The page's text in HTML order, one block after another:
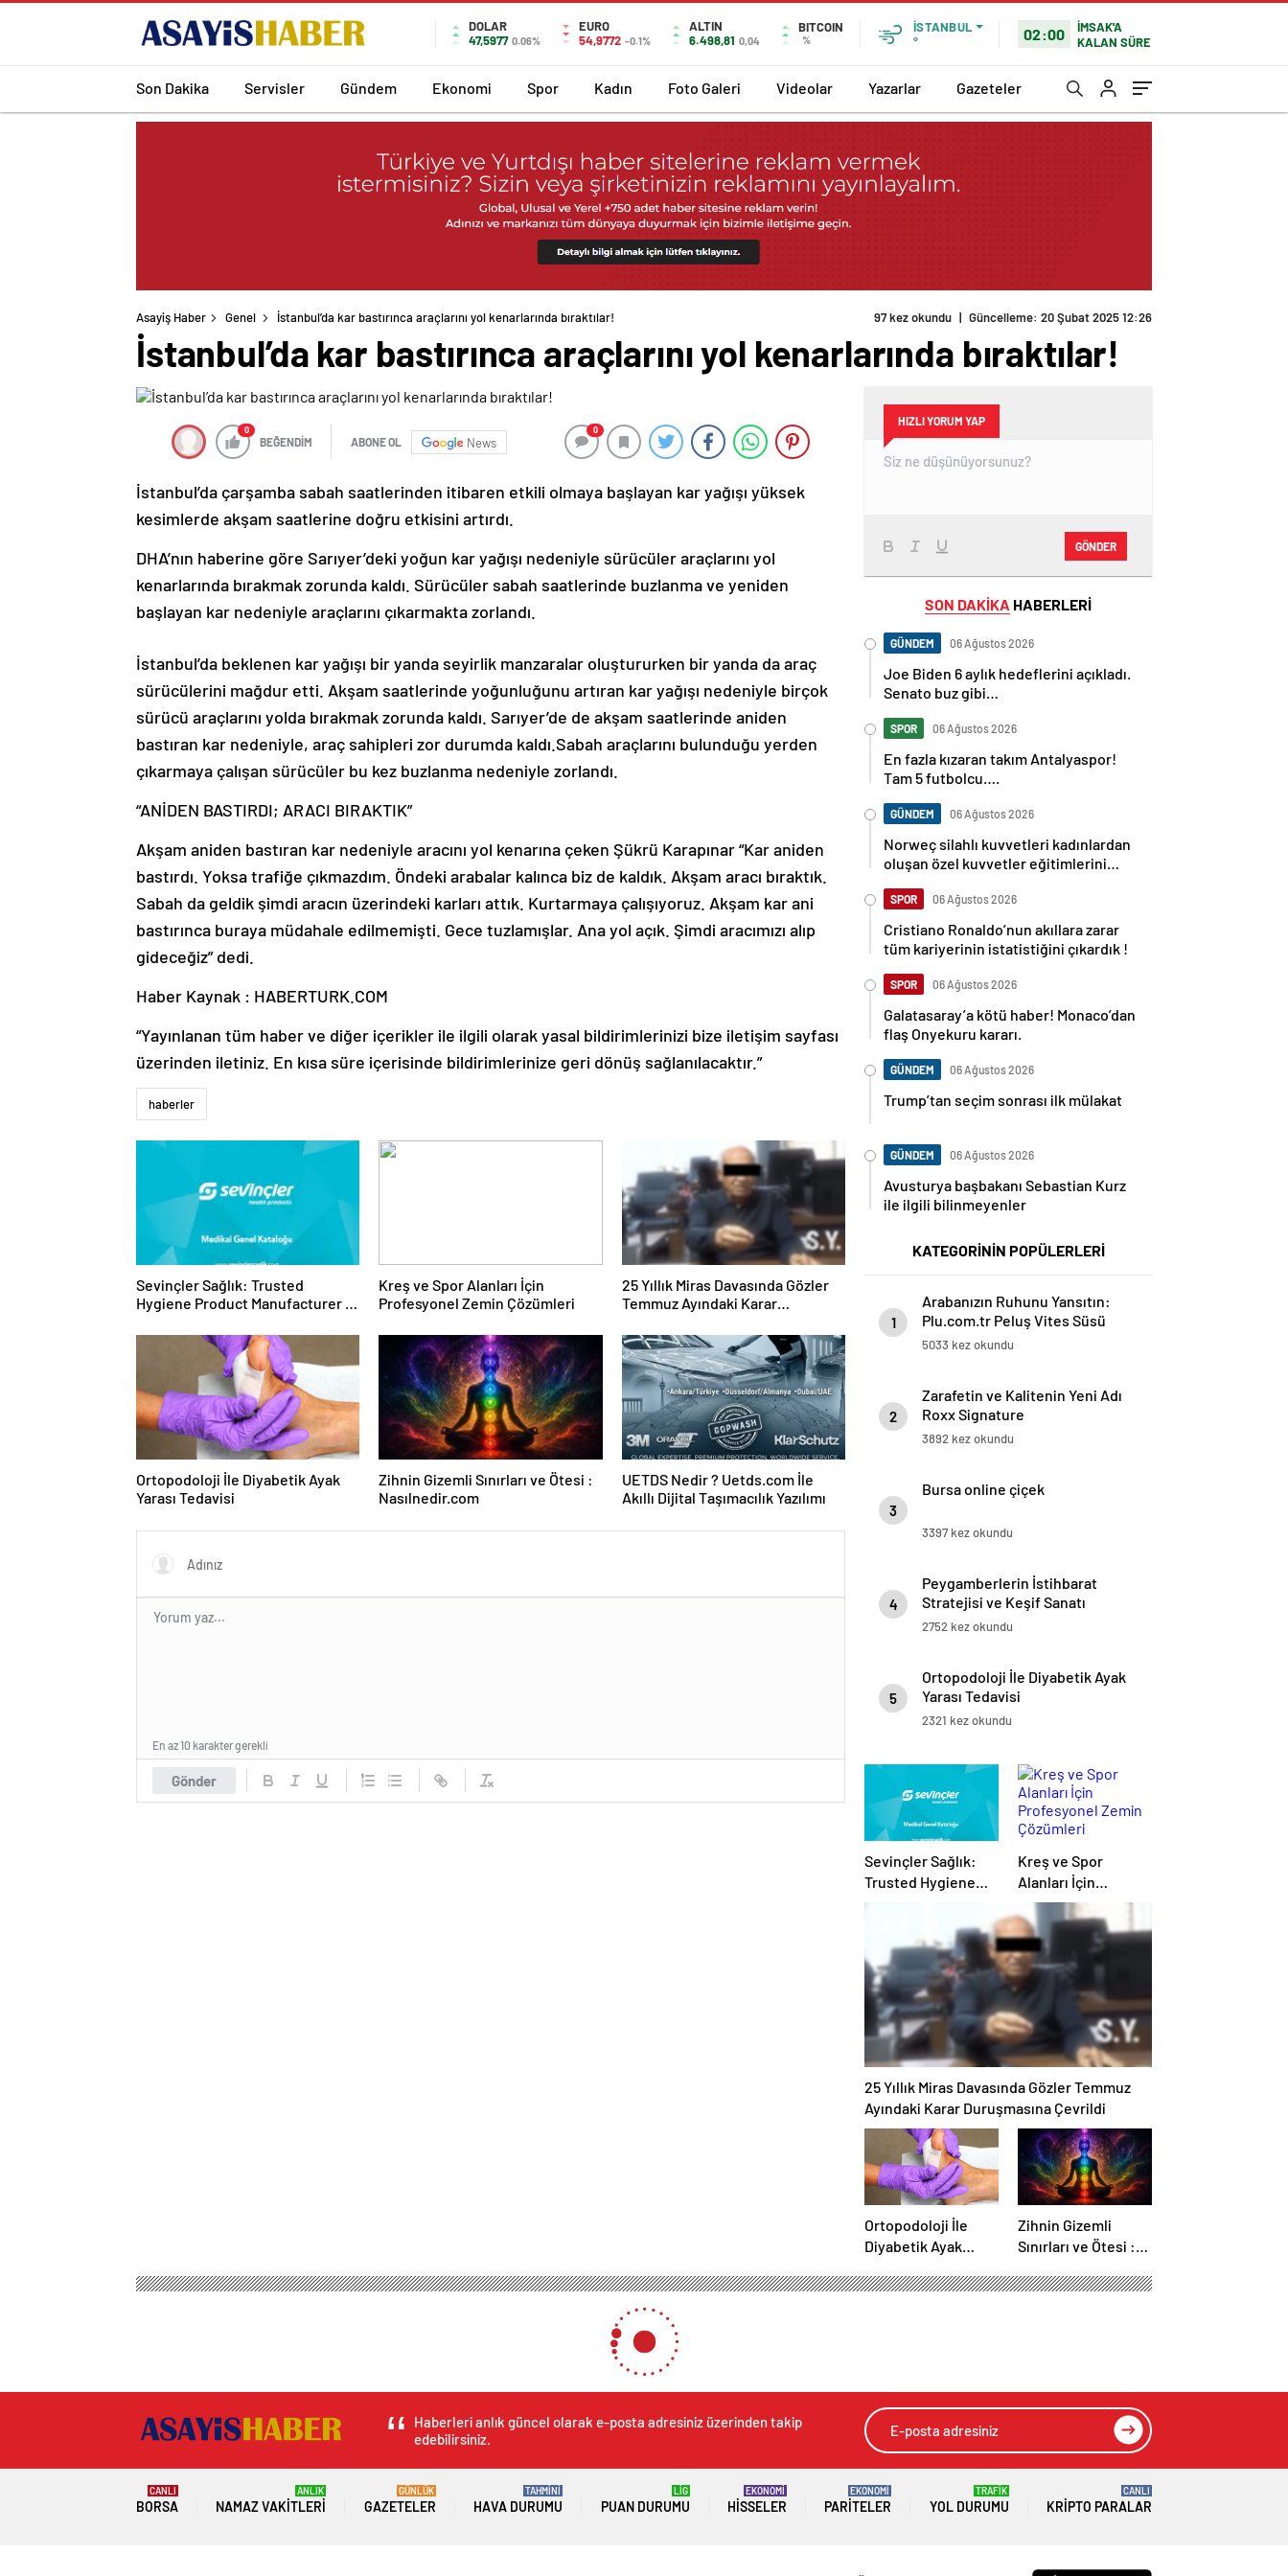
DOLAR
47,5977 0.06%
EURO
54,9772 -0.1%
ALTIN
6.498,81 0,04
BITCOIN
%
İSTANBUL
°
02:00
İMSAK'A
KALAN SÜRE
Son Dakika Servisler Gündem Ekonomi Spor Kadın Foto Galeri Videolar Yazarlar Gazeteler
Asayiş Haber Genel İstanbul’da kar bastırınca araçlarını yol kenarlarında bıraktılar! 97 kez okundu | Güncelleme: 20 Şubat 2025 12:26
İstanbul’da kar bastırınca araçlarını yol kenarlarında bıraktılar!
0
BEĞENDİM ABONE OL News
0
İstanbul’da çarşamba sabah saatlerinden itibaren etkili olmaya başlayan kar yağışı yüksek
kesimlerde akşam saatlerine doğru etkisini artırdı.
DHA’nın haberine göre Sarıyer’deki yoğun kar yağışı nedeniyle sürücüler araçlarını yol
kenarlarında bırakmak zorunda kaldı. Sürücüler sabah saatlerinde buzlanma ve yeniden
başlayan kar nedeniyle araçlarını çıkarmakta zorlandı.
İstanbul’da beklenen kar yağışı bir yanda seyirlik manzaralar oluştururken bir yanda da araç
sürücülerini mağdur etti. Akşam saatlerinde yoğunluğunu artıran kar yağışı nedeniyle birçok
sürücü araçlarını yolda bırakmak zorunda kaldı. Sarıyer’de de akşam saatlerinde aniden
bastıran kar nedeniyle, araç sahipleri zor durumda kaldı.Sabah araçlarını bulunduğu yerden
çıkarmaya çalışan sürücüler bu kez buzlanma nedeniyle zorlandı.
“ANİDEN BASTIRDI; ARACI BIRAKTIK”
Akşam aniden bastıran kar nedeniyle aracını yol kenarına çeken Şükrü Karapınar “Kar aniden
bastırdı. Yoksa trafiğe çıkmazdım. Öndeki arabalar kalınca biz de kaldık. Akşam aracı bıraktık.
Sabah da geldik şimdi aracın üzerindeki karları attık. Kurtarmaya çalışıyoruz. Akşam kar ani
bastırınca buraya müdahale edilmemişti. Gece tuzlamışlar. Ana yol açık. Şimdi aracımızı alıp
gideceğiz” dedi.
Haber Kaynak : HABERTURK.COM
“Yayınlanan tüm haber ve diğer içerikler ile ilgili olarak yasal bildirimlerinizi bize iletişim sayfası
üzerinden iletiniz. En kısa süre içerisinde bildirimlerinize geri dönüş sağlanılacaktır.”
haberler
Sevinçler Sağlık: Trusted
Hygiene Product Manufacturer in
Kreş ve Spor Alanları İçin
Profesyonel Zemin Çözümleri
25 Yıllık Miras Davasında Gözler
Temmuz Ayındaki Karar
Ortopodoloji İle Diyabetik Ayak
Yarası Tedavisi
Zihnin Gizemli Sınırları ve Ötesi :
Nasılnedir.com
UETDS Nedir ? Uetds.com İle
Akıllı Dijital Taşımacılık Yazılımı
Gönder
En az 10 karakter gerekli
HIZLI YORUM YAP
GÖNDER
SON DAKİKA HABERLERİ
GÜNDEM 06 Ağustos 2026
Joe Biden 6 aylık hedeflerini açıkladı.
Senato buz gibi…
SPOR 06 Ağustos 2026
En fazla kızaran takım Antalyaspor!
Tam 5 futbolcu….
GÜNDEM 06 Ağustos 2026
Norweç silahlı kuvvetleri kadınlardan
oluşan özel kuvvetler eğitimlerini
SPOR 06 Ağustos 2026
Cristiano Ronaldo’nun akıllara zarar
tüm kariyerinin istatistiğini çıkardık !
SPOR 06 Ağustos 2026
Galatasaray’a kötü haber! Monaco’dan
flaş Onyekuru kararı.
GÜNDEM 06 Ağustos 2026
Trump’tan seçim sonrası ilk mülakat
GÜNDEM 06 Ağustos 2026
Avusturya başbakanı Sebastian Kurz
ile ilgili bilinmeyenler
KATEGORİNİN POPÜLERLERİ
1
Arabanızın Ruhunu Yansıtın:
Plu.com.tr Peluş Vites Süsü
Modelleri
5033 kez okundu
2
Zarafetin ve Kalitenin Yeni Adı
Roxx Signature
3892 kez okundu
3
Bursa online çiçek
3397 kez okundu
4
Peygamberlerin İstihbarat
Stratejisi ve Keşif Sanatı
2752 kez okundu
5
Ortopodoloji İle Diyabetik Ayak
Yarası Tedavisi
2321 kez okundu
Sevinçler Sağlık:
Trusted Hygiene
Product
Manufacturer in
Turkey
Kreş ve Spor
Alanları İçin
Profesyonel Zemin
Çözümleri
25 Yıllık Miras Davasında Gözler Temmuz
Ayındaki Karar Duruşmasına Çevrildi
Ortopodoloji İle
Diyabetik Ayak
Zihnin Gizemli
Sınırları ve Ötesi :
Haberleri anlık güncel olarak e-posta adresiniz üzerinden takip
edebilirsiniz.
BORSA
CANLI
NAMAZ VAKITLERI
ANLIK
GAZETELER
GÜNLÜK
HAVA DURUMU
TAHMİNİ
PUAN DURUMU
LİG
HISSELER
EKONOMİ
PARITELER
EKONOMİ
YOL DURUMU
TRAFİK
KRIPTO PARALAR
CANLI